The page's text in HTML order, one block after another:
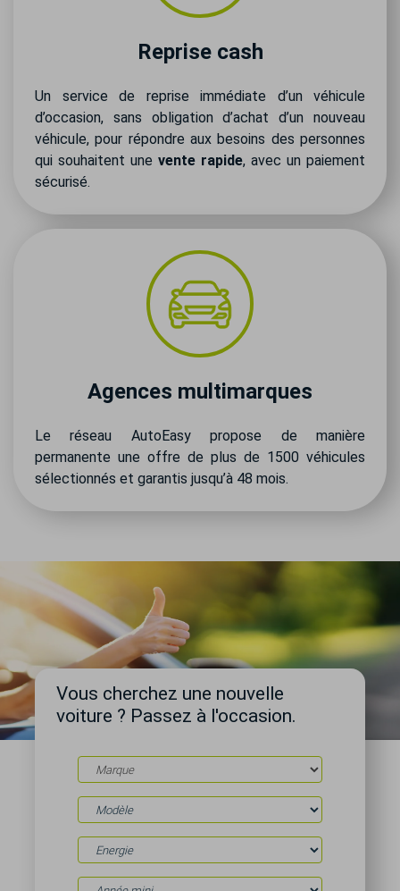
Reprise cash
Un service de reprise immédiate d’un véhicule
d’occasion, sans obligation d’achat d’un nouveau
véhicule, pour répondre aux besoins des personnes
qui souhaitent une vente rapide, avec un paiement
sécurisé.
Agences multimarques
Le réseau AutoEasy propose de manière
permanente une offre de plus de 1500 véhicules
sélectionnés et garantis jusqu’à 48 mois.
Vous cherchez une nouvelle
voiture ? Passez à l'occasion.